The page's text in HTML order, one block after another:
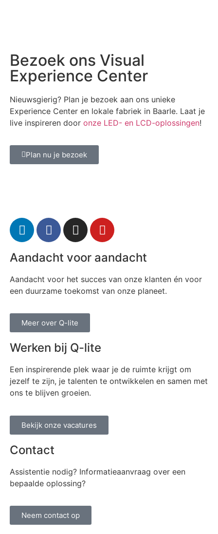
Bezoek ons Visual
Experience Center
Nieuwsgierig? Plan je bezoek aan ons unieke
Experience Center en lokale fabriek in Baarle. Laat je
live inspireren door onze LED- en LCD-oplossingen!
Plan nu je bezoek
Aandacht voor aandacht
Aandacht voor het succes van onze klanten én voor
een duurzame toekomst van onze planeet.
Meer over Q-lite
Werken bij Q-lite
Een inspirerende plek waar je de ruimte krijgt om
jezelf te zijn, je talenten te ontwikkelen en samen met
ons te blijven groeien.
Bekijk onze vacatures
Contact
Assistentie nodig? Informatieaanvraag over een
bepaalde oplossing?
Neem contact op